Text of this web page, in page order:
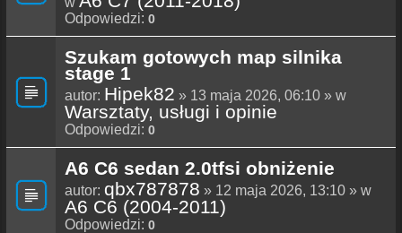
Odpowiedzi: 0
Szukam gotowych map silnika
stage 1
autor: Hipek82 » 13 maja 2026, 06:10 » w
Warsztaty, usługi i opinie
Odpowiedzi: 0
A6 C6 sedan 2.0tfsi obniżenie
autor: qbx787878 » 12 maja 2026, 13:10 » w
A6 C6 (2004-2011)
Odpowiedzi: 0